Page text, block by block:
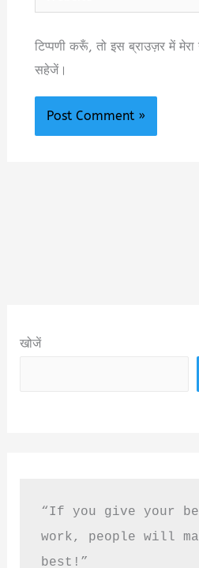
टिप्पणी करूँ, तो इस ब्राउज़र में
सहेजें।
खोजें
“If you give your
work, people will
best!”